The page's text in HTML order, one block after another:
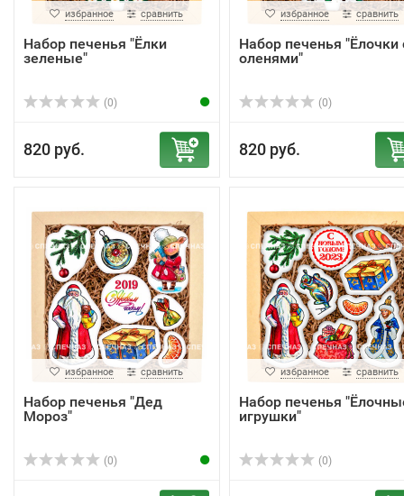
избранное сравнить
Набор печенья "Ёлки
зеленые"
(0)
820 руб.
избранное сравнить
Набор печенья "Ёлочки
оленями"
(0)
820 руб.
избранное сравнить
Набор печенья "Дед
Мороз"
(0)
избранное сравнить
Набор печенья
игрушки"
(0)